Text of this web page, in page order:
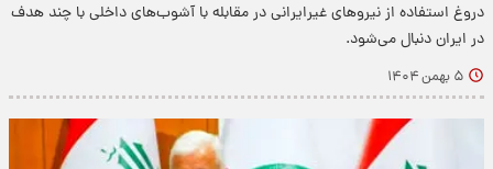
دروغ استفاده از نیروهای غیرایرانی در مقابله با آشوب‌های داخلی با چند هدف
در ایران دنبال می‌شود.
۵ بهمن ۱۴۰۴